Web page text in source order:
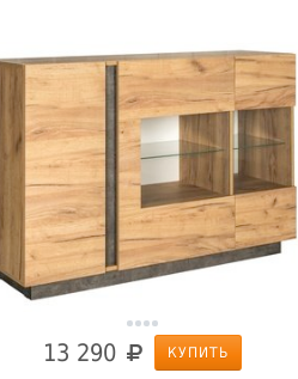
13 290 КУПИТЬ